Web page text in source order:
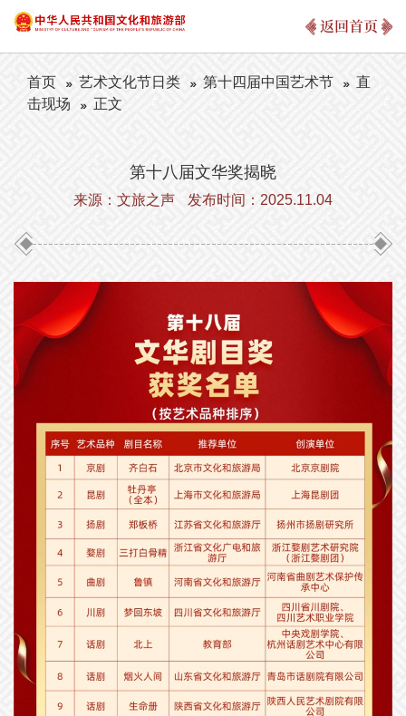
返回首页
首页 艺术文化节日类 第十四届中国艺术节
直
击现场
正文
第十八届文华奖揭晓
来源：文旅之声 发布时间：2025.11.04